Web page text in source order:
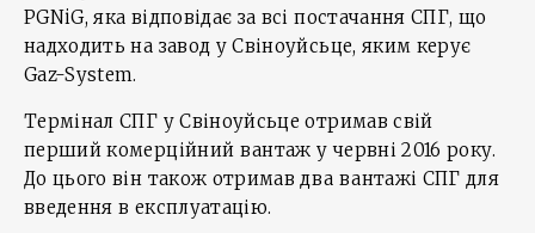
PGNiG, яка відповідає за всі постачання СПГ, що
надходить на завод у Свіноуйсьце, яким керує
Gaz-System.
Термінал СПГ у Свіноуйсьце отримав свій
перший комерційний вантаж у червні 2016 року.
До цього він також отримав два вантажі СПГ для
введення в експлуатацію.